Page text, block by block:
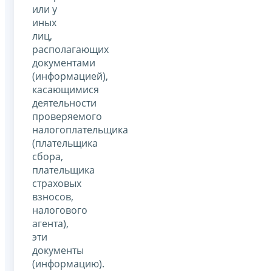
или у
иных
лиц,
располагающих
документами
(информацией),
касающимися
деятельности
проверяемого
налогоплательщика
(плательщика
сбора,
плательщика
страховых
взносов,
налогового
агента),
эти
документы
(информацию).